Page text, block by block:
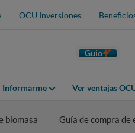
OCU Inversiones
Guio
Informarme Ver ventajas
biomasa Guía de compra de